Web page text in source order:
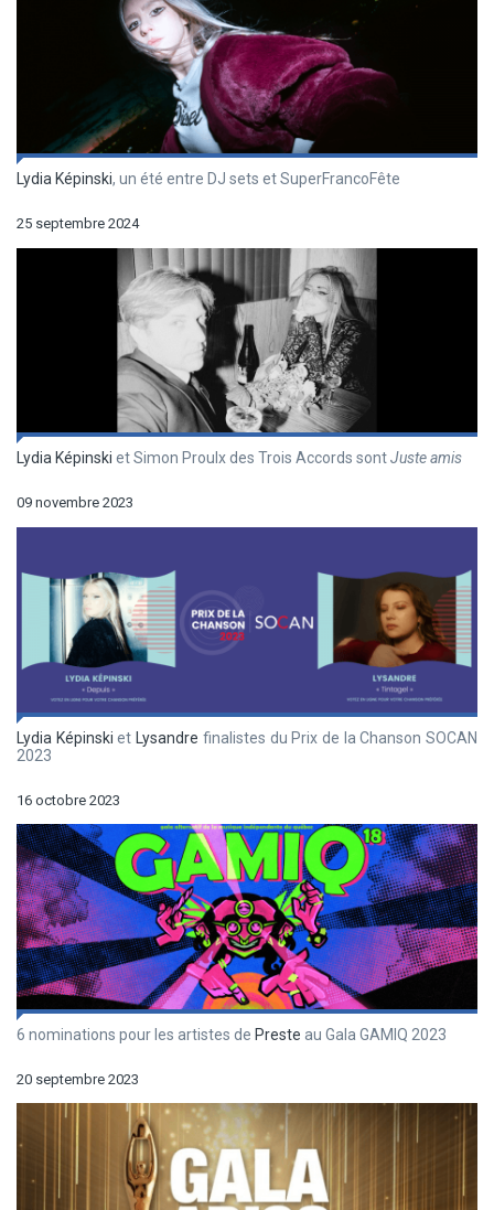
Lydia Képinski, un été entre DJ sets et SuperFrancoFête
25 septembre 2024
Lydia Képinski et Simon Proulx des Trois Accords sontJuste amis
09 novembre 2023
Lydia Képinski etLysandre finalistes du Prix de la Chanson SOCAN
2023
16 octobre 2023
6 nominations pour les artistes de Preste au Gala GAMIQ 2023
20 septembre 2023